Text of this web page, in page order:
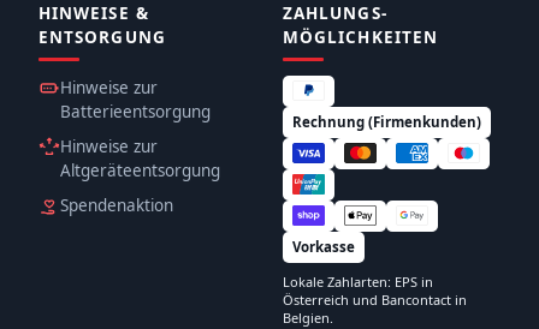
HINWEISE &
ENTSORGUNG
Hinweise zur
Batterieentsorgung
Hinweise zur
Altgeräteentsorgung
Spendenaktion
ZAHLUNGS­
MÖGLICHKEITEN
Rechnung (Firmenkunden)
Vorkasse
Lokale Zahlarten: EPS in
Österreich und Bancontact in
Belgien.